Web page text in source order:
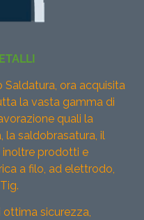
Saldatura, ora acquisita
la vasta gamma di
quali la
la saldobrasatura, il
inoltre prodotti e
a filo, ad elettrodo,
sicurezza,